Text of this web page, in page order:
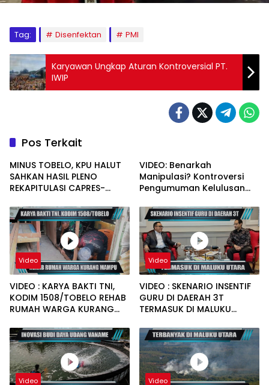
Tag: Disenfektan PMI
Karyawan Ungkap Aturan Kontroversial PT.
IWIP
Pos Terkait
MINUS TOBELO, KPU HALUT
SAHKAN HASIL PLENO
REKAPITULASI CAPRES-
VIDEO: Benarkah
Manipulasi? Kontroversi
Pengumuman Kelulusan
Video
VIDEO : KARYA BAKTI TNI,
KODIM 1508/TOBELO REHAB
RUMAH WARGA KURANG
Video
VIDEO : SKENARIO INSENTIF
GURU DI DAERAH 3T
TERMASUK DI MALUKU
Video Video